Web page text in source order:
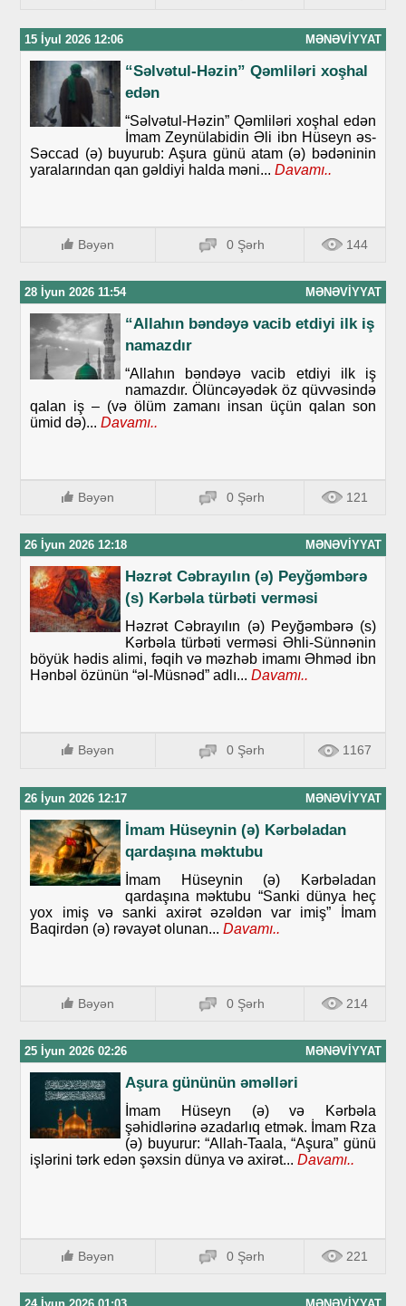
15 İyul 2026 12:06 MƏNƏVIYYAT
“Səlvətul-Həzin” Qəmliləri xoşhal
edən
“Səlvətul-Həzin” Qəmliləri xoşhal edən
İmam Zeynülabidin Əli ibn Hüseyn əs-
Səccad (ə) buyurub: Aşura günü atam (ə) bədəninin
yaralarından qan gəldiyi halda məni... Davamı..
Bəyən 0 Şərh 144
28 İyun 2026 11:54 MƏNƏVIYYAT
“Allahın bəndəyə vacib etdiyi ilk iş
namazdır
“Allahın bəndəyə vacib etdiyi ilk iş
namazdır. Ölüncəyədək öz qüvvəsində
qalan iş – (və ölüm zamanı insan üçün qalan son
ümid də)... Davamı..
Bəyən 0 Şərh 121
26 İyun 2026 12:18 MƏNƏVIYYAT
Həzrət Cəbrayılın (ə) Peyğəmbərə
(s) Kərbəla türbəti verməsi
Həzrət Cəbrayılın (ə) Peyğəmbərə (s)
Kərbəla türbəti verməsi Əhli-Sünnənin
böyük hədis alimi, fəqih və məzhəb imamı Əhməd ibn
Hənbəl özünün “əl-Müsnəd” adlı... Davamı..
Bəyən 0 Şərh 1167
26 İyun 2026 12:17 MƏNƏVIYYAT
İmam Hüseynin (ə) Kərbəladan
qardaşına məktubu
İmam Hüseynin (ə) Kərbəladan
qardaşına məktubu “Sanki dünya heç
yox imiş və sanki axirət əzəldən var imiş” İmam
Baqirdən (ə) rəvayət olunan... Davamı..
Bəyən 0 Şərh 214
25 İyun 2026 02:26 MƏNƏVIYYAT
Aşura gününün əməlləri
İmam Hüseyn (ə) və Kərbəla
şəhidlərinə əzadarlıq etmək. İmam Rza
(ə) buyurur: “Allah-Taala, “Aşura” günü
işlərini tərk edən şəxsin dünya və axirət... Davamı..
Bəyən 0 Şərh 221